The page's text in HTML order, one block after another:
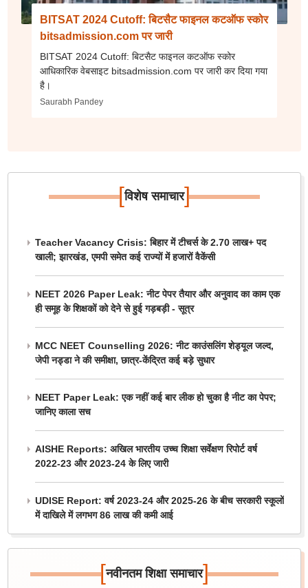
BITSAT 2024 Cutoff: बिटसैट फाइनल कटऑफ स्कोर
bitsadmission.com पर जारी
BITSAT 2024 Cutoff: बिटसैट फाइनल कटऑफ स्कोर
आधिकारिक वेबसाइट bitsadmission.com पर जारी कर दिया गया
है।
Saurabh Pandey
[विशेष समाचार]
Teacher Vacancy Crisis: बिहार में टीचर्स के 2.70 लाख+ पद
खाली; झारखंड, एमपी समेत कई राज्यों में हजारों वैकेंसी
NEET 2026 Paper Leak: नीट पेपर तैयार और अनुवाद का काम एक
ही समूह के शिक्षकों को देने से हुई गड़बड़ी - सूत्र
MCC NEET Counselling 2026: नीट काउंसलिंग शेड्यूल जल्द,
जेपी नड्डा ने की समीक्षा, छात्र-केंद्रित कई बड़े सुधार
NEET Paper Leak: एक नहीं कई बार लीक हो चुका है नीट का पेपर;
जानिए काला सच
AISHE Reports: अखिल भारतीय उच्च शिक्षा सर्वेक्षण रिपोर्ट वर्ष
2022-23 और 2023-24 के लिए जारी
UDISE Report: वर्ष 2023-24 और 2025-26 के बीच सरकारी स्कूलों
में दाखिले में लगभग 86 लाख की कमी आई
[नवीनतम शिक्षा समाचार]